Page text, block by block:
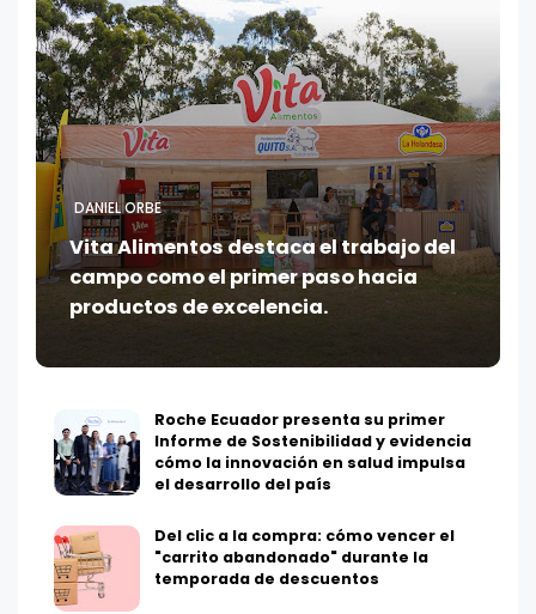
DANIEL ORBE
Vita Alimentos destaca el trabajo del
campo como el primer paso hacia
productos de excelencia.
Roche Ecuador presenta su primer
Informe de Sostenibilidad y evidencia
cómo la innovación en salud impulsa
el desarrollo del país
Del clic a la compra: cómo vencer el
"carrito abandonado" durante la
temporada de descuentos